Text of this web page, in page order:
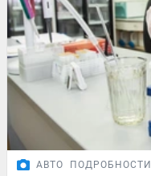
АВТО ПОДРОБНОСТИ